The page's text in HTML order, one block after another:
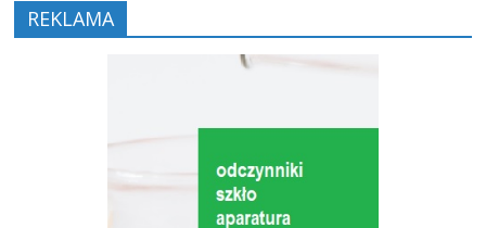
REKLAMA